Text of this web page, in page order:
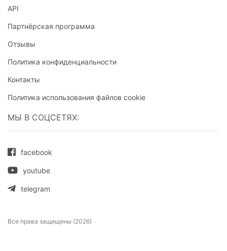
API
Партнёрская программа
Отзывы
Политика конфиденциальности
Контакты
Политика использования файлов cookie
МЫ В СОЦСЕТЯХ:
facebook
youtube
telegram
Все права защищены (2026)